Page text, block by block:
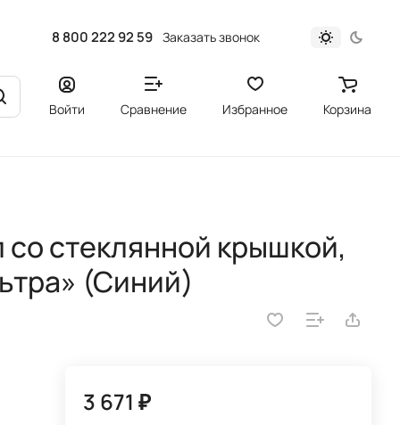
8 800 222 92 59 Заказать звонок
Войти Сравнение Избранное Корзина
стеклянной крышкой,
(Синий)
3 671 ₽